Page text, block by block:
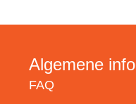
Algemene info
FAQ